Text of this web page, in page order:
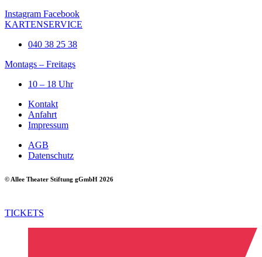
Instagram Facebook
KARTENSERVICE
040 38 25 38
Montags – Freitags
10 – 18 Uhr
Kontakt
Anfahrt
Impressum
AGB
Datenschutz
© Allee Theater Stiftung gGmbH 2026
TICKETS